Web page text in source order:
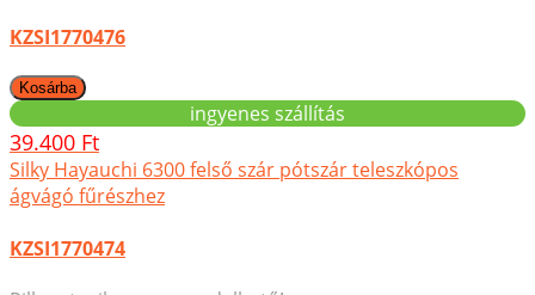
KZSI1770476
ingyenes szállítás
39.400 Ft
Silky Hayauchi 6300 felső szár pótszár teleszkópos
ágvágó fűrészhez
KZSI1770474